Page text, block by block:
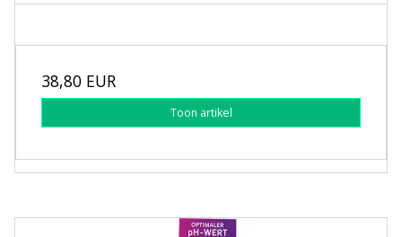
38,80 EUR
Toon artikel